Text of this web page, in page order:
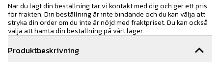
Produktbeskrivning
När du lagt din beställning tar vi kontakt med dig och ger ett pris
för frakten. Din beställning är inte bindande och du kan välja att
stryka din order om du inte är nöjd med fraktpriset. Du kan också
välja att hämta din beställning på vårt lager.